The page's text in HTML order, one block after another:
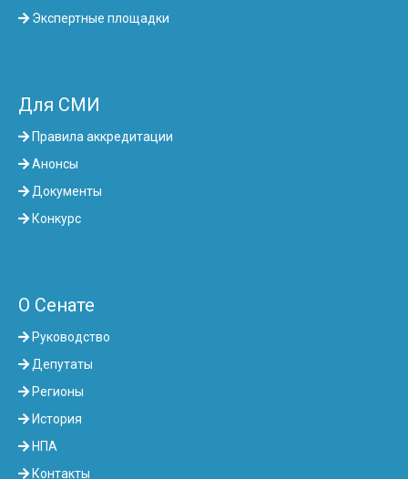
Экспертные площадки
Для СМИ
Правила аккредитации
Анонсы
Документы
Конкурс
О Сенате
Руководство
Депутаты
Регионы
История
НПА
Контакты